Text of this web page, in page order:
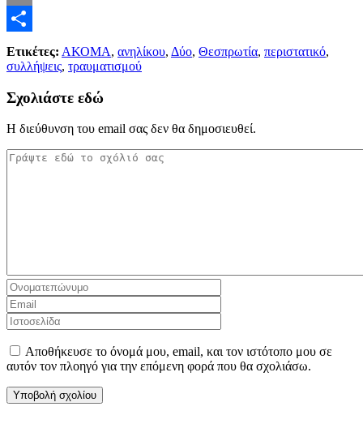
Email
Μοιραστείτε
Ετικέτες: ΑΚΟΜΑ, ανηλίκου, Δύο, Θεσπρωτία, περιστατικό,
συλλήψεις, τραυματισμού
Σχολιάστε εδώ
Η διεύθυνση του email σας δεν θα δημοσιευθεί.
Αποθήκευσε το όνομά μου, email, και τον ιστότοπο μου σε
αυτόν τον πλοηγό για την επόμενη φορά που θα σχολιάσω.